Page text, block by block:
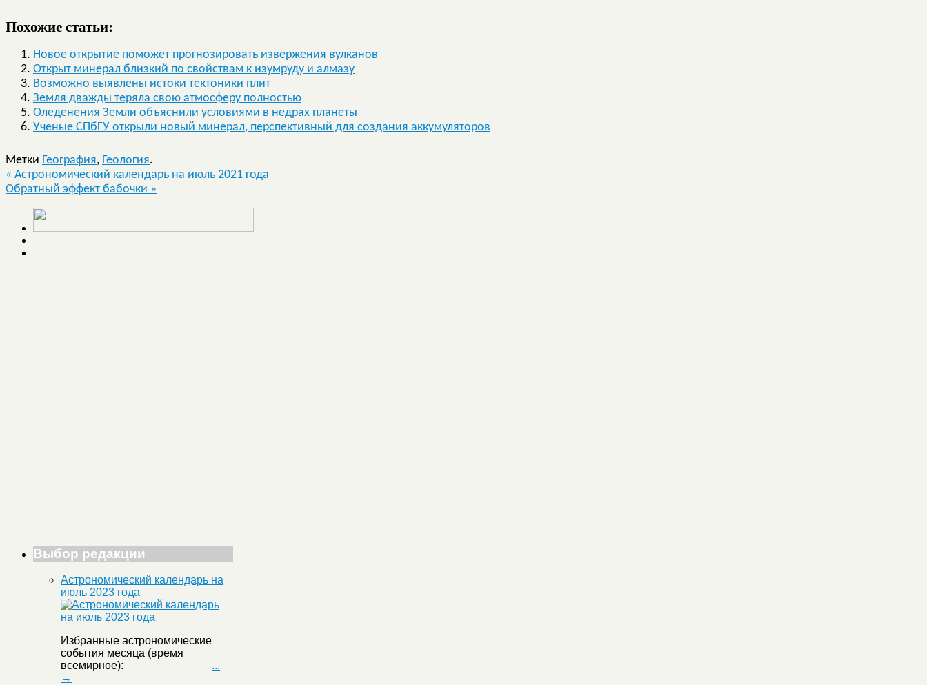
Похожие статьи:
Новое открытие поможет прогнозировать извержения вулканов
Открыт минерал близкий по свойствам к изумруду и алмазу
Возможно выявлены истоки тектоники плит
Земля дважды теряла свою атмосферу полностью
Оледенения Земли объяснили условиями в недрах планеты
Ученые СПбГУ открыли новый минерал, перспективный для создания аккумуляторов
Метки География, Геология.
« Астрономический календарь на июль 2021 года
Обратный эффект бабочки »
Выбор редакции
Астрономический календарь на
июль 2023 года
Избранные астрономические
события месяца (время
всемирное): ...
→